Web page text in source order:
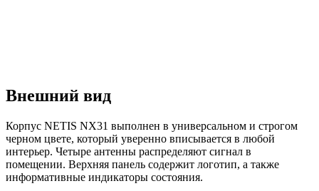
Внешний вид
Корпус NETIS NX31 выполнен в универсальном и строгом
черном цвете, который уверенно вписывается в любой
интерьер. Четыре антенны распределяют сигнал в
помещении. Верхняя панель содержит логотип, а также
информативные индикаторы состояния.